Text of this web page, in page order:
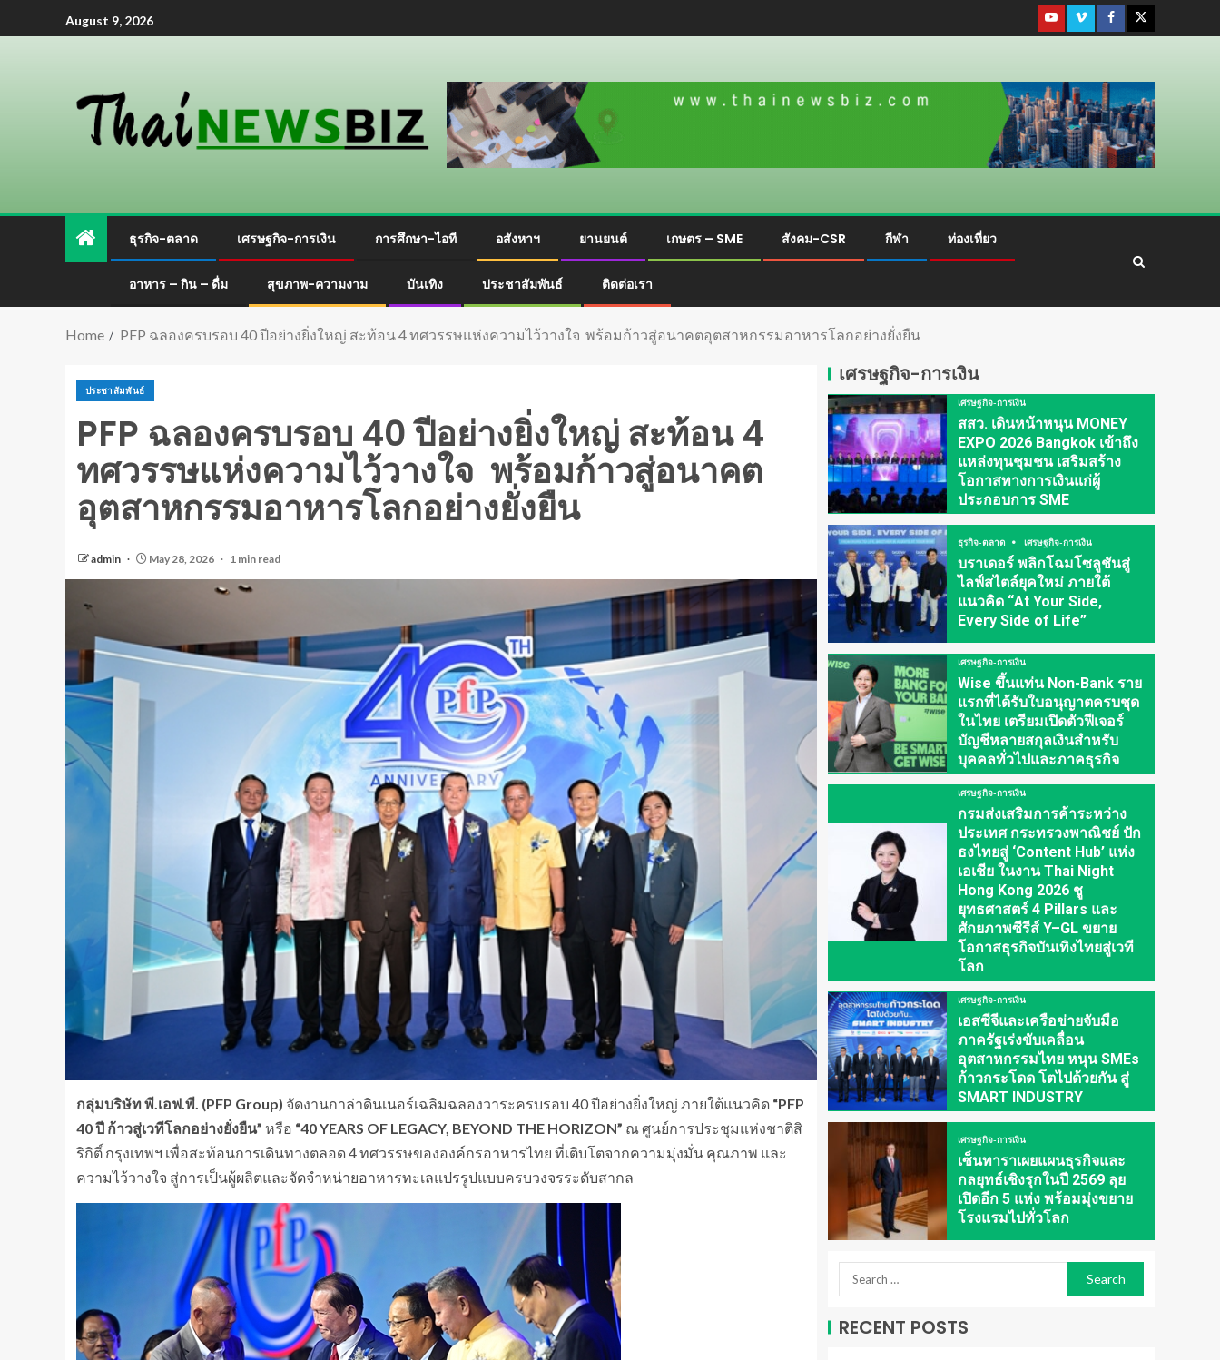
August 9, 2026
ธุรกิจ-ตลาด เศรษฐกิจ-การเงิน การศึกษา-ไอที อสังหาฯ ยานยนต์ เกษตร – SME สังคม-CSR กีฬา ท่องเที่ยว
อาหาร – กิน – ดื่ม สุขภาพ-ความงาม บันเทิง ประชาสัมพันธ์ ติดต่อเรา
Home PFP ฉลองครบรอบ 40 ปีอย่างยิ่งใหญ่ สะท้อน 4 ทศวรรษแห่งความไว้วางใจ พร้อมก้าวสู่อนาคตอุตสาหกรรมอาหารโลกอย่างยั่งยืน
ประชาสัมพันธ์
PFP ฉลองครบรอบ 40 ปีอย่างยิ่งใหญ่ สะท้อน 4
ทศวรรษแห่งความไว้วางใจ พร้อมก้าวสู่อนาคต
อุตสาหกรรมอาหารโลกอย่างยั่งยืน
admin May 28, 2026 1 min read
กลุ่มบริษัท พี.เอฟ.พี. (PFP Group) จัดงานกาล่าดินเนอร์เฉลิมฉลองวาระครบรอบ 40 ปีอย่างยิ่งใหญ่ ภายใต้แนวคิด “PFP
40 ปี ก้าวสู่เวทีโลกอย่างยั่งยืน” หรือ “40 YEARS OF LEGACY, BEYOND THE HORIZON” ณ ศูนย์การประชุมแห่งชาติสิ
ริกิติ์ กรุงเทพฯ เพื่อสะท้อนการเดินทางตลอด 4 ทศวรรษขององค์กรอาหารไทย ที่เติบโตจากความมุ่งมั่น คุณภาพ และ
ความไว้วางใจ สู่การเป็นผู้ผลิตและจัดจำหน่ายอาหารทะเลแปรรูปแบบครบวงจรระดับสากล
เศรษฐกิจ-การเงิน
เศรษฐกิจ-การเงิน
สสว. เดินหน้าหนุน MONEY
EXPO 2026 Bangkok เข้าถึง
แหล่งทุนชุมชน เสริมสร้าง
โอกาสทางการเงินแก่ผู้
ประกอบการ SME
ธุรกิจ-ตลาด เศรษฐกิจ-การเงิน
บราเดอร์ พลิกโฉมโซลูชันสู่
ไลฟ์สไตล์ยุคใหม่ ภายใต้
แนวคิด “At Your Side,
Every Side of Life”
เศรษฐกิจ-การเงิน
Wise ขึ้นแท่น Non-Bank ราย
แรกที่ได้รับใบอนุญาตครบชุด
ในไทย เตรียมเปิดตัวฟีเจอร์
บัญชีหลายสกุลเงินสำหรับ
บุคคลทั่วไปและภาคธุรกิจ
เศรษฐกิจ-การเงิน
กรมส่งเสริมการค้าระหว่าง
ประเทศ กระทรวงพาณิชย์ ปัก
ธงไทยสู่ ‘Content Hub’ แห่ง
เอเชีย ในงาน Thai Night
Hong Kong 2026 ชู
ยุทธศาสตร์ 4 Pillars และ
ศักยภาพซีรีส์ Y–GL ขยาย
โอกาสธุรกิจบันเทิงไทยสู่เวที
โลก
เศรษฐกิจ-การเงิน
เอสซีจีและเครือข่ายจับมือ
ภาครัฐเร่งขับเคลื่อน
อุตสาหกรรมไทย หนุน SMEs
ก้าวกระโดด โตไปด้วยกัน สู่
SMART INDUSTRY
เศรษฐกิจ-การเงิน
เซ็นทาราเผยแผนธุรกิจและ
กลยุทธ์เชิงรุกในปี 2569 ลุย
เปิดอีก 5 แห่ง พร้อมมุ่งขยาย
โรงแรมไปทั่วโลก
RECENT POSTS